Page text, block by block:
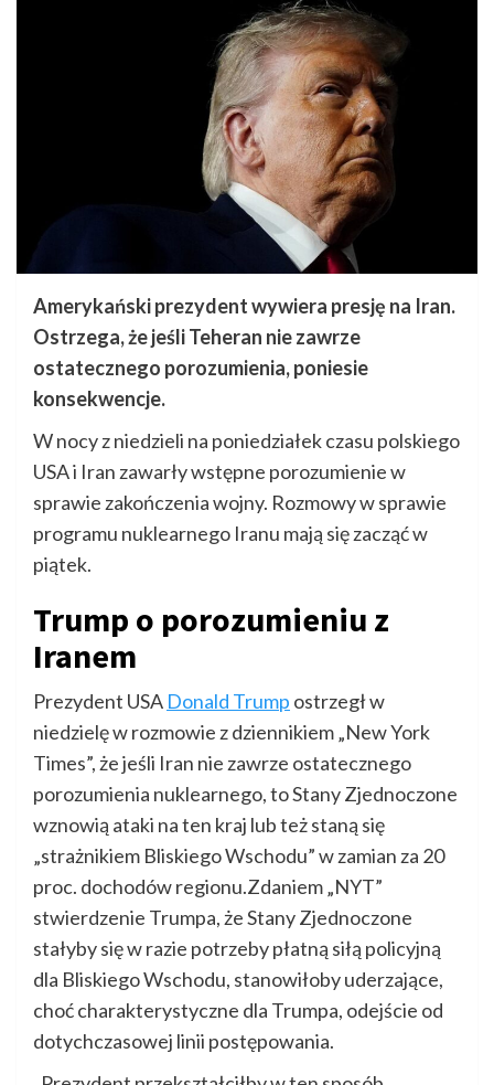
Amerykański prezydent wywiera presję na Iran.
Ostrzega, że jeśli Teheran nie zawrze
ostatecznego porozumienia, poniesie
konsekwencje.
W nocy z niedzieli na poniedziałek czasu polskiego
USA i Iran zawarły wstępne porozumienie w
sprawie zakończenia wojny. Rozmowy w sprawie
programu nuklearnego Iranu mają się zacząć w
piątek.
Trump o porozumieniu z
Iranem
Prezydent USA Donald Trump ostrzegł w
niedzielę w rozmowie z dziennikiem „New York
Times”, że jeśli Iran nie zawrze ostatecznego
porozumienia nuklearnego, to Stany Zjednoczone
wznowią ataki na ten kraj lub też staną się
„strażnikiem Bliskiego Wschodu” w zamian za 20
proc. dochodów regionu.Zdaniem „NYT”
stwierdzenie Trumpa, że Stany Zjednoczone
stałyby się w razie potrzeby płatną siłą policyjną
dla Bliskiego Wschodu, stanowiłoby uderzające,
choć charakterystyczne dla Trumpa, odejście od
dotychczasowej linii postępowania.